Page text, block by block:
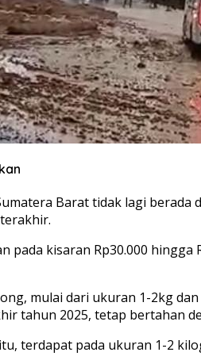
Barat tidak lagi
pada kisaran Rp30.000
mulai dari ukuran 1-2kg
tahun 2025, tetap bertahan
terdapat pada ukuran 1-2